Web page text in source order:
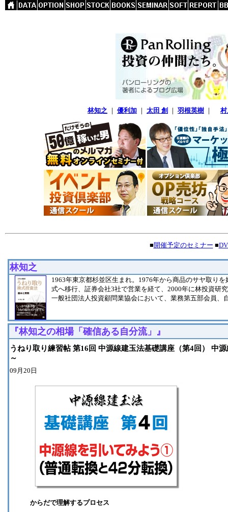
林知之 ｜ 優利加 ｜ 太田 創 ｜ 羽根英樹 ｜
■開催予定のセミナー ■
林知之
1963年東京都杉並区生まれ。1976年から商品のサヤ取り
式へ移行、証券会社3社で営業を経て、2000年に林投資研
一般社団法人投資顧問業協会において、業務第五部会員、
『林知之の相場「確信ある自分流」』
うねり取り練習帖 第16回 中源線建玉法基礎講座（第4回） 中
～
09月20日
からだで理解するプロセス